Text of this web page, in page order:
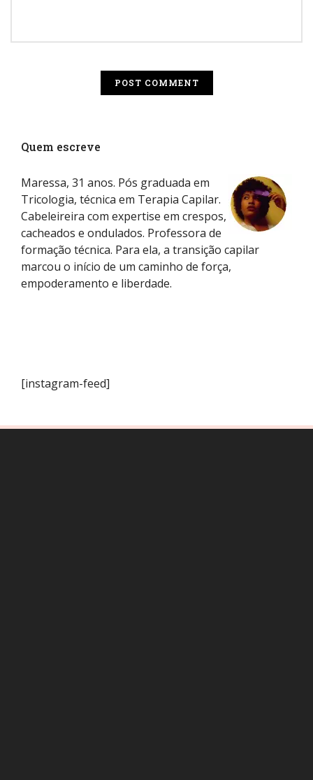
Quem escreve
Maressa, 31 anos. Pós graduada em
Tricologia, técnica em Terapia Capilar.
Cabeleireira com expertise em crespos,
cacheados e ondulados. Professora de
formação técnica. Para ela, a transição capilar
marcou o início de um caminho de força,
empoderamento e liberdade.
[instagram-feed]